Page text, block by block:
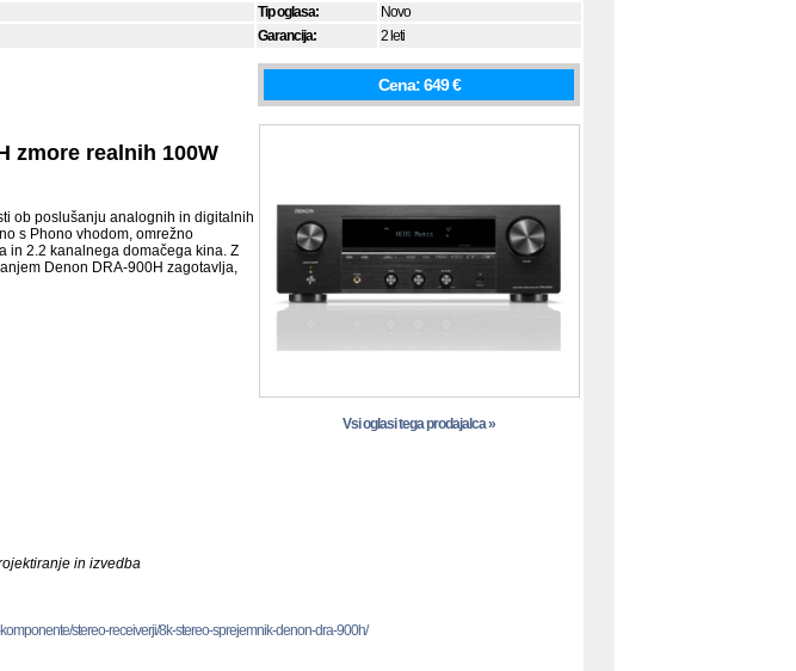
Tip oglasa:
Novo
Garancija: 2 leti
Cena: 649 €
zmore realnih 100W
ob poslušanju analognih in digitalnih
s Phono vhodom, omrežno
in 2.2 kanalnega domačega kina. Z
Denon DRA-900H zagotavlja,
in izvedba
Vsi oglasi tega prodajalca »
stereo-receiverji/8k-stereo-sprejemnik-denon-dra-900h/